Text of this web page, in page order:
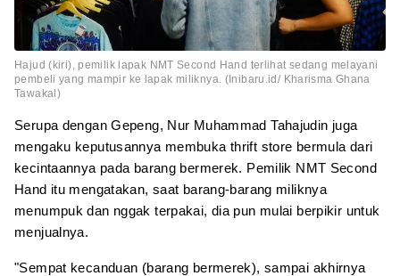
Hajud (kiri), pemilik lapak NMT Second Hand terlihat sedang melayani
pembeli yang mampir ke lapak miliknya. (Inibaru.id/ Kharisma Ghana
Tawakal)
Serupa dengan Gepeng, Nur Muhammad Tahajudin juga
mengaku keputusannya membuka thrift store bermula dari
kecintaannya pada barang bermerek. Pemilik NMT Second
Hand itu mengatakan, saat barang-barang miliknya
menumpuk dan nggak terpakai, dia pun mulai berpikir untuk
menjualnya.
"Sempat kecanduan (barang bermerek), sampai akhirnya